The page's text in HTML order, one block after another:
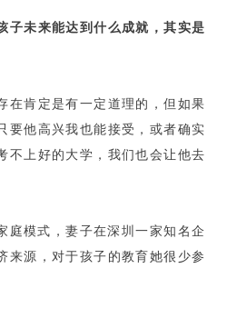
子未来能达到什么成就，其实是
在肯定是有一定道理的，但如果
要他高兴我也能接受，或者确实
不上好的大学，我们也会让他去
庭模式，妻子在深圳一家知名企
来源，对于孩子的教育她很少参